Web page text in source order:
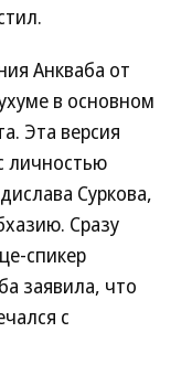
Анкваба от
в основном
Эта версия
личностью
Суркова,
Сразу
спикер
заявила, что
с